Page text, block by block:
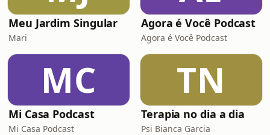
Meu Jardim Singular
Mari
Agora é Você Podcast
Agora é Você Podcast
MC
Mi Casa Podcast
Mi Casa Podcast
TN
Terapia no dia a dia
Psi Bianca Garcia